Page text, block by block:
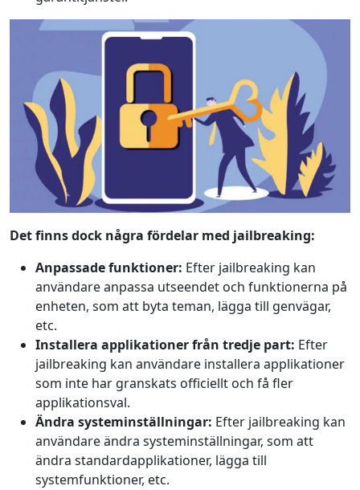
Det finns dock några fördelar med jailbreaking:
Anpassade funktioner: Efter jailbreaking kan
användare anpassa utseendet och funktionerna på
enheten, som att byta teman, lägga till genvägar,
etc.
Installera applikationer från tredje part: Efter
jailbreaking kan användare installera applikationer
som inte har granskats officiellt och få fler
applikationsval.
Ändra systeminställningar: Efter jailbreaking kan
användare ändra systeminställningar, som att
ändra standardapplikationer, lägga till
systemfunktioner, etc.